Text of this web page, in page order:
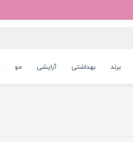
برند بهداشتی آرایشی مو